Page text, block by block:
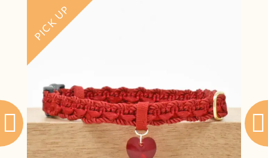
あけましておめでとうございます
PICK UP